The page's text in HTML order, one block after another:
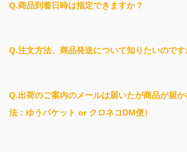
Q.商品到着日時は指定できますか？
Q.注文方法、商品発送について知りたいのです
Q.出荷のご案内のメールは届いたが商品が届
法：ゆうパケット or クロネコDM便）